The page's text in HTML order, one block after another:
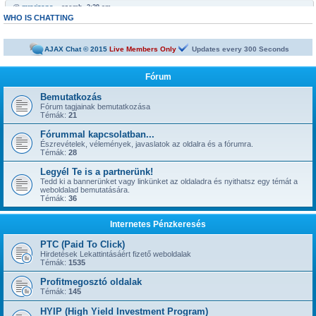
@mrarizona « szomb. 3:29 am »
Bobabeten a futtbal vb miatt minden napra jut egy legalább egy freepick
sziasztok!
@mamus67 « kedd 4:53 pm »
Neked is
jónapot
@szepbalazs « kedd 8:22 am »
has started a new topic:
@Admin « hétf. 8:49 pm »
has started a new topic:Újabb 1 év, gyerünk-gyerünk tovább
@szior « vas. 5:43 pm »
has started a new topic:ySense.com
@Admin « kedd 9:38 am »
... igen, IGAZ!!! ... Kész.
@kavics13 « hétf. 10:48 pm »
mrarizona « szer. 3:37 pm »
has started a new topic:BoaBet | Fogadóiroda és online kaszinó
szepbalazs « pén. 10:28 pm »
has started a new topic:22bet
@Admin « hétf. 11:55 am »
has started a new topic:
WHO IS CHATTING
AJAX Chat © 2015 Live Members Only Updates every 300 Seconds
Fórum
Bemutatkozás
Fórum tagjainak bemutatkozása
Témák: 21
Fórummal kapcsolatban...
Észrevételek, vélemények, javaslatok az oldalra és a fórumra.
Témák: 28
Legyél Te is a partnerünk!
Tedd ki a bannerünket vagy linkünket az oldaladra és nyithatsz egy témát a
weboldalad bemutatására.
Témák: 36
Internetes Pénzkeresés
PTC (Paid To Click)
Hirdetések Lekattintásáért fizető weboldalak
Témák: 1535
Profitmegosztó oldalak
Témák: 145
HYIP (High Yield Investment Program)